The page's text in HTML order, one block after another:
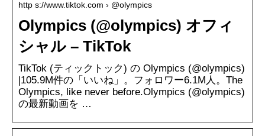
http s://www.tiktok.com › @olympics
Olympics (@olympics) オフィ
シャル – TikTok
TikTok (ティックトック) の Olympics (@olympics)
|105.9M件の「いいね」。フォロワー6.1M人。The
Olympics, like never before.Olympics (@olympics)
の最新動画を …